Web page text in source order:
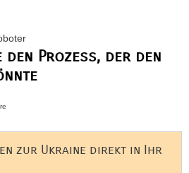
den Prozess, der den
zur Ukraine direkt in Ihr